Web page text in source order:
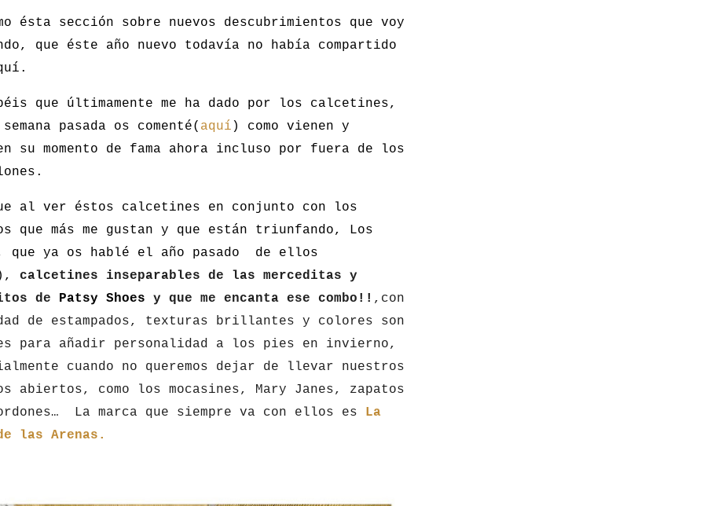
ésta sección sobre nuevos descubrimientos que voy
que éste año nuevo todavía no había compartido
que últimamente me ha dado por los calcetines,
pasada os comenté( aquí ) como vienen y
su momento de fama ahora incluso por fuera de los
al ver éstos calcetines en conjunto con los
que más me gustan y que están triunfando, Los
que ya os hablé el año pasado de ellos
calcetines inseparables de las merceditas y
de Patsy Shoes y que me encanta ese combo!! ,con
de estampados, texturas brillantes y colores son
para añadir personalidad a los pies en invierno,
cuando no queremos dejar de llevar nuestros
abiertos, como los mocasines, Mary Janes, zapatos
La marca que siempre va con ellos es
La
las Arenas.